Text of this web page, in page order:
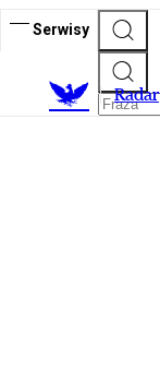
Serwisy
Radar